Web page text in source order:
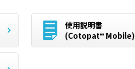
使用説明書
(Cotopat® Mobile)